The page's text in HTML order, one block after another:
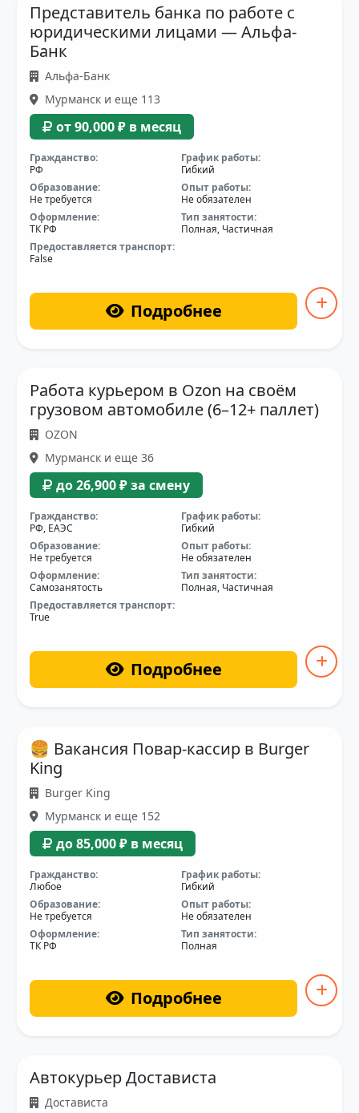
Представитель банка по работе с
юридическими лицами — Альфа-
Банк
Альфа-Банк
Мурманск и еще 113
от 90,000 ₽ в месяц
Гражданство:
РФ
График работы:
Гибкий
Образование:
Не требуется
Опыт работы:
Не обязателен
Оформление:
ТК РФ
Тип занятости:
Полная, Частичная
Предоставляется транспорт:
False
Подробнее
Работа курьером в Ozon на своём
грузовом автомобиле (6–12+ паллет)
OZON
Мурманск и еще 36
до 26,900 ₽ за смену
Гражданство:
РФ, ЕАЭС
График работы:
Гибкий
Образование:
Не требуется
Опыт работы:
Не обязателен
Оформление:
Самозанятость
Тип занятости:
Полная, Частичная
Предоставляется транспорт:
True
Подробнее
🍔 Вакансия Повар-кассир в Burger
King
Burger King
Мурманск и еще 152
до 85,000 ₽ в месяц
Гражданство:
Любое
График работы:
Гибкий
Образование:
Не требуется
Опыт работы:
Не обязателен
Оформление:
ТК РФ
Тип занятости:
Полная
Подробнее
Автокурьер Достависта
Достависта